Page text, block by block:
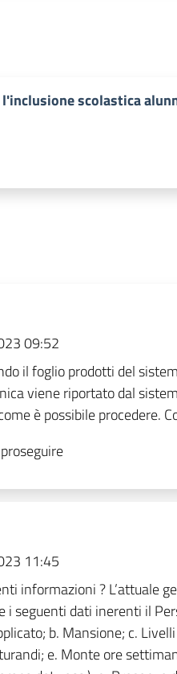
scolastica
09:52
il foglio prodotti del
viene riportato dal
è possibile procedere.
11:45
informazioni ? L’attuale
i seguenti dati inerenti il
b. Mansione; c.
e. Monte ore